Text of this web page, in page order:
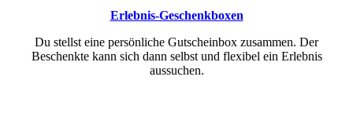
Erlebnis-Geschenkboxen
Du stellst eine persönliche Gutscheinbox zusammen. Der
Beschenkte kann sich dann selbst und flexibel ein Erlebnis
aussuchen.